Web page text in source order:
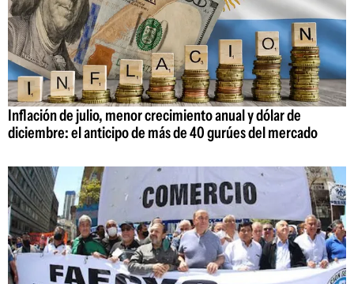
Inflación de julio, menor crecimiento anual y dólar de
diciembre: el anticipo de más de 40 gurúes del mercado